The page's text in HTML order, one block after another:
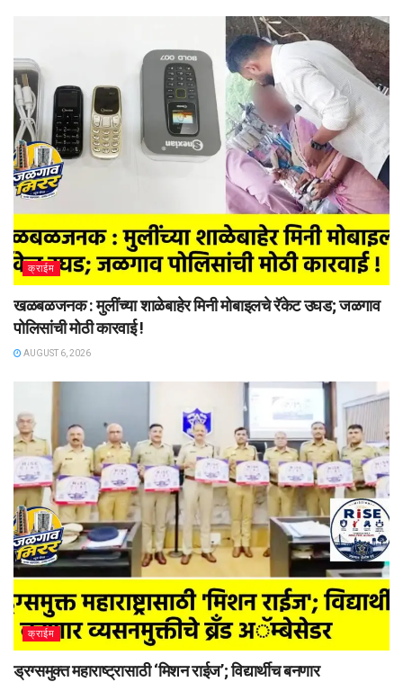
क्राईम
खळबळजनक : मुलींच्या शाळेबाहेर मिनी मोबाइलचे रॅकेट उघड; जळगाव
पोलिसांची मोठी कारवाई !
AUGUST 6, 2026
क्राईम
ड्रग्समुक्त महाराष्ट्रासाठी ‘मिशन राईज’; विद्यार्थीच बनणार